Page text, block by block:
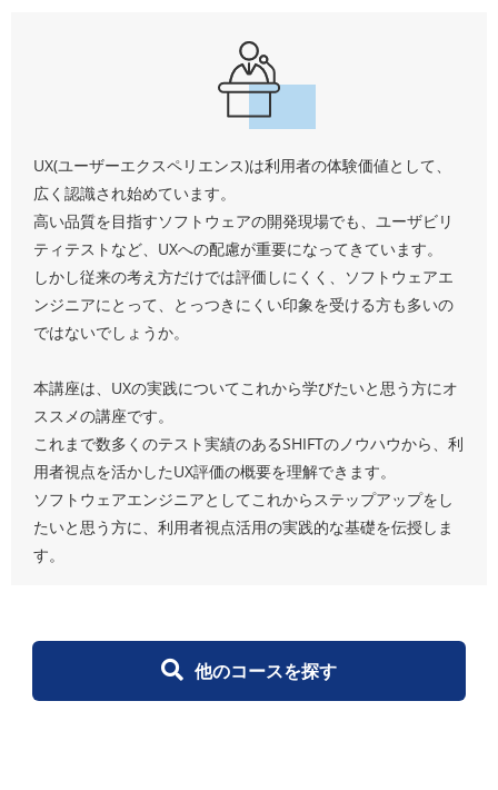
UX(ユーザーエクスペリエンス)は利用者の体験価値として、
広く認識され始めています。
高い品質を目指すソフトウェアの開発現場でも、ユーザビリ
ティテストなど、UXへの配慮が重要になってきています。
しかし従来の考え方だけでは評価しにくく、ソフトウェアエ
ンジニアにとって、とっつきにくい印象を受ける方も多いの
ではないでしょうか。
本講座は、UXの実践についてこれから学びたいと思う方にオ
ススメの講座です。
これまで数多くのテスト実績のあるSHIFTのノウハウから、利
用者視点を活かしたUX評価の概要を理解できます。
ソフトウェアエンジニアとしてこれからステップアップをし
たいと思う方に、利用者視点活用の実践的な基礎を伝授しま
す。
他のコースを探す